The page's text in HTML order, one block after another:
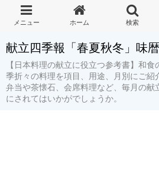
献立四季報「春夏秋冬」味暦
【日本料理の献立に役立つ参考書】和
季折々の料理を項目、用途、月別にご紹
弁当や茶懐石、会席料理など、毎月の献
にされてはいかがでしょうか。